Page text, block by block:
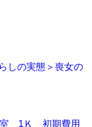
しの実態＞喪女の
室 1Ｋ 初期費用